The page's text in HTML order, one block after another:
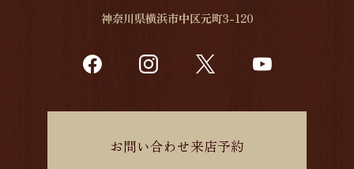
神奈川県横浜市中区元町3-120
お問い合わせ来店予約